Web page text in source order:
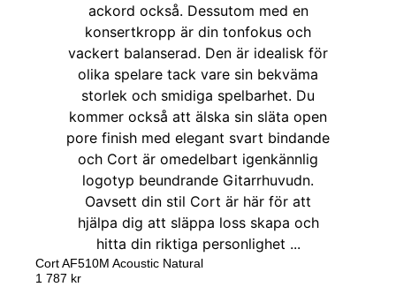
Cort AF510M Acoustic Natural
1 787 kr